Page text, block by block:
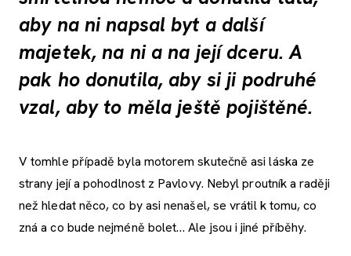
aby na ni napsal byt a další
majetek, na ni a na její dceru. A
pak ho donutila, aby si ji podruhé
vzal, aby to měla ještě pojištěné.
V tomhle případě byla motorem skutečně asi láska ze
strany její a pohodlnost z Pavlovy. Nebyl proutník a raději
než hledat něco, co by asi nenašel, se vrátil k tomu, co
zná a co bude nejméně bolet… Ale jsou i jiné příběhy.